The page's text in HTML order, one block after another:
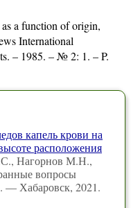
a function of origin,
International
– 1985. – № 2: 1. – P.
капель крови на
расположения
Нагорнов М.Н.,
вопросы
— Хабаровск, 2021.